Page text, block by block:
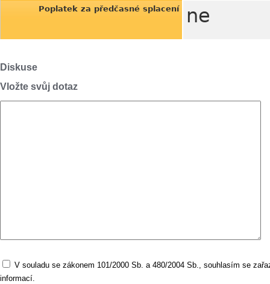
Poplatek za předčasné splacení ne
Diskuse
Vložte svůj dotaz
V souladu se zákonem 101/2000 Sb. a 480/2004 Sb., souhlasím se
informací.